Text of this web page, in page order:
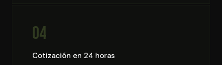
04
Cotización en 24 horas